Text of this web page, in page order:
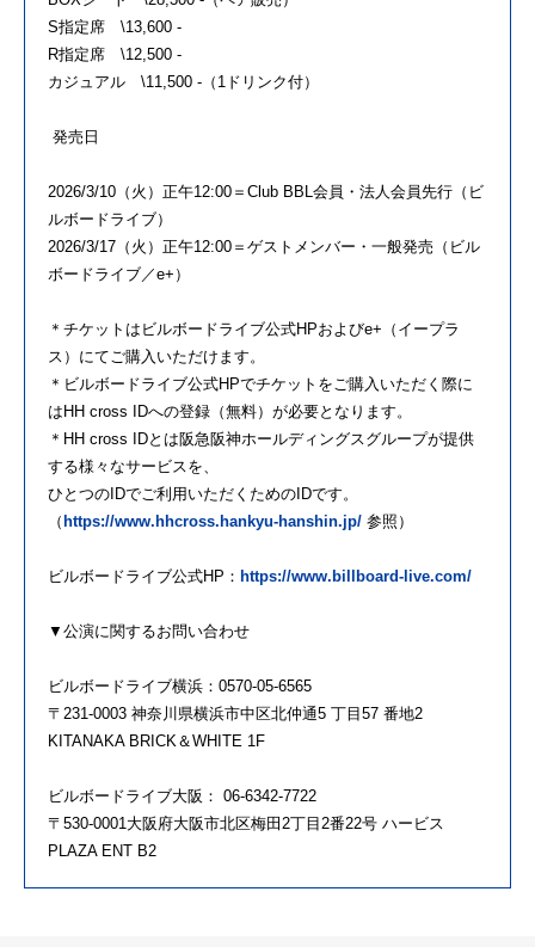
S指定席 \13,600 -
R指定席 \12,500 -
カジュアル \11,500 -（1ドリンク付）
発売日
2026/3/10（火）正午12:00＝Club BBL会員・法人会員先行（ビ
ルボードライブ）
2026/3/17（火）正午12:00＝ゲストメンバー・一般発売（ビル
ボードライブ／e+）
＊チケットはビルボードライブ公式HPおよびe+（イープラ
ス）にてご購入いただけます。
＊ビルボードライブ公式HPでチケットをご購入いただく際に
はHH cross IDへの登録（無料）が必要となります。
＊HH cross IDとは阪急阪神ホールディングスグループが提供
する様々なサービスを、
ひとつのIDでご利用いただくためのIDです。
（https://www.hhcross.hankyu-hanshin.jp/ 参照）
ビルボードライブ公式HP： https://www.billboard-live.com/
▼公演に関するお問い合わせ
ビルボードライブ横浜：0570-05-6565
〒231-0003 神奈川県横浜市中区北仲通5 丁目57 番地2
KITANAKA BRICK＆WHITE 1F
ビルボードライブ大阪： 06-6342-7722
〒530-0001大阪府大阪市北区梅田2丁目2番22号 ハービス
PLAZA ENT B2